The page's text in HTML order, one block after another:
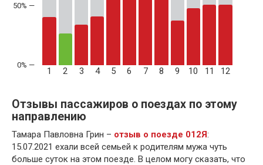
50% —
1 2 3 4 5 6 7 8 9 10 11 12
Отзывы пассажиров о поездах по этому
направлению
Тамара Павловна Грин – отзыв о поезде 012Я:
15.07.2021 ехали всей семьей к родителям мужа чуть
больше суток на этом поезде. В целом могу сказать, что